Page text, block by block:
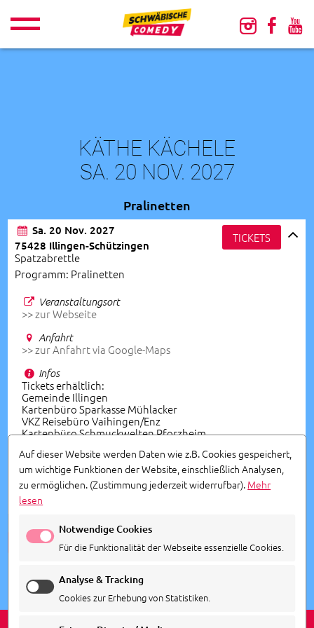
KÄTHE KÄCHELE
SA. 20 NOV. 2027
Pralinetten
Sa. 20 Nov. 2027
75428 Illingen-Schützingen
Spatzabrettle
Programm: Pralinetten
TICKETS
Veranstaltungsort
>> zur Webseite
Anfahrt
>> zur Anfahrt via Google-Maps
Infos
Tickets erhältlich:
Gemeinde Illingen
Kartenbüro Sparkasse Mühlacker
VKZ Reisebüro Vaihingen/Enz
Kartenbüro Schmuckwelten Pforzheim
Vorverkauf
+49 7043 5775
ALLE TERMINE ANSEHEN
Auf dieser Website werden Daten wie z.B. Cookies gespeichert,
um wichtige Funktionen der Website, einschließlich Analysen,
zu ermöglichen. (Zustimmung jederzeit widerrufbar). Mehr
lesen
Notwendige Cookies
Für die Funktionalität der Webseite essenzielle Cookies.
Analyse & Tracking
Cookies zur Erhebung von Statistiken.